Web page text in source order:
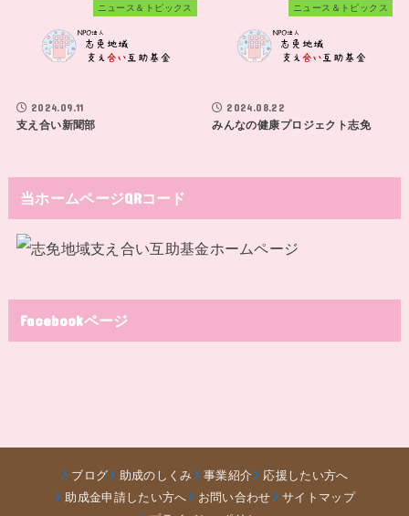
ニュース＆トピックス
2024.09.11
支え合い新聞部
ニュース＆トピックス
2024.08.22
みんなの健康プロジェクト志免
当ホームページQRコード
Facebookページ
ブログ 助成のしくみ 事業紹介
応援したい方へ
助成金申請したい方へ
お問い合わせ
サイトマップ